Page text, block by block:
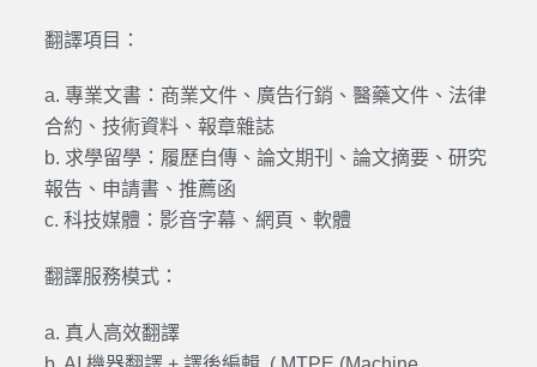
翻譯項目：
a. 專業文書：商業文件、廣告行銷、醫藥文件、法律
合約、技術資料、報章雜誌
b. 求學留學：履歷自傳、論文期刊、論文摘要、研究
報告、申請書、推薦函
c. 科技媒體：影音字幕、網頁、軟體
翻譯服務模式：
a. 真人高效翻譯